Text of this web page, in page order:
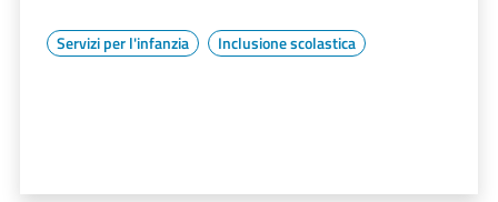
Servizi per l'infanzia Inclusione scolastica